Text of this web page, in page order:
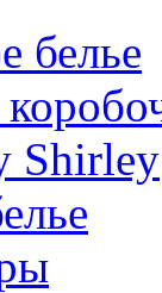
белье
Shirley